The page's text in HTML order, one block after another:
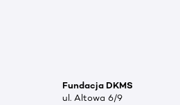
Fundacja DKMS
ul. Altowa 6/9